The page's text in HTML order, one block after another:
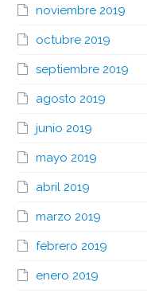
noviembre 2019
octubre 2019
septiembre 2019
agosto 2019
junio 2019
mayo 2019
abril 2019
marzo 2019
febrero 2019
enero 2019